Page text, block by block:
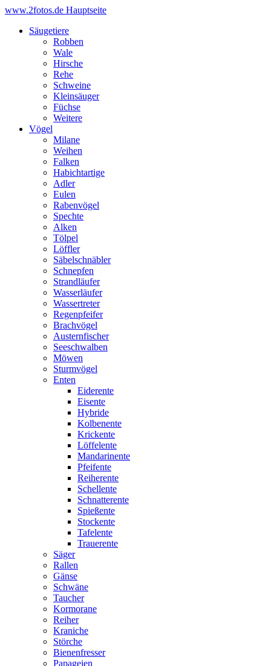
www.2fotos.de Hauptseite
Säugetiere
Robben
Wale
Hirsche
Rehe
Schweine
Kleinsäuger
Füchse
Weitere
Vögel
Milane
Weihen
Falken
Habichtartige
Adler
Eulen
Rabenvögel
Spechte
Alken
Tölpel
Löffler
Säbelschnäbler
Schnepfen
Strandläufer
Wasserläufer
Wassertreter
Regenpfeifer
Brachvögel
Austernfischer
Seeschwalben
Möwen
Sturmvögel
Enten
Eiderente
Eisente
Hybride
Kolbenente
Krickente
Löffelente
Mandarinente
Pfeifente
Reiherente
Schellente
Schnatterente
Spießente
Stockente
Tafelente
Trauerente
Säger
Rallen
Gänse
Schwäne
Taucher
Kormorane
Reiher
Kraniche
Störche
Bienenfresser
Papageien